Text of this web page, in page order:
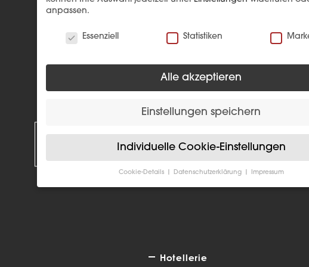
Hotellerie
anpassen.
Essenziell
Statistiken
Alle akzeptieren
Einstellungen speichern
Individuelle Cookie-Einstellungen
Cookie-Details Datenschutzerklärung Impressum
Datenschutzeinstellungen
und Ihre Erfahrung zu verbessern. Personenbezogene Daten